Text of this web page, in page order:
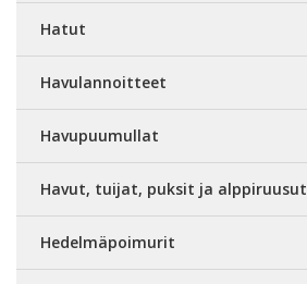
Hatut
Havulannoitteet
Havupuumullat
Havut, tuijat, puksit ja alppiruusut
Hedelmäpoimurit